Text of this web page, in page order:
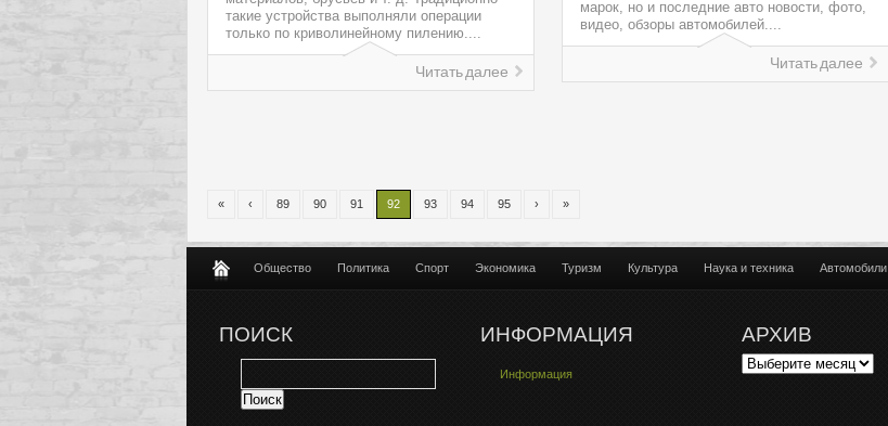
такие устройства выполняли операции
только по криволинейному пилению....
Читать далее
марок, но и последние авто новости, фото,
видео, обзоры автомобилей....
Читать далее
« ‹ 89 90 91 92 93 94 95 › »
Общество Политика Спорт Экономика Туризм Культура Наука и техника Автомобили
ПОИСК ИНФОРМАЦИЯ
Информация
АРХИВ